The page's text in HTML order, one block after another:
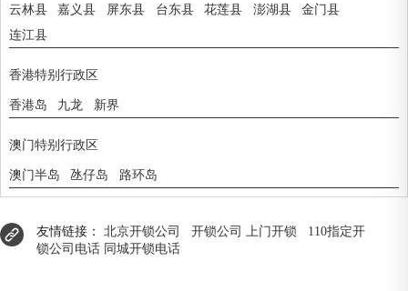
云林县
嘉义县 屏东县 台东县 花莲县 澎湖县
金门县
连江县
香港特别行政区
香港岛 九龙 新界
澳门特别行政区
澳门半岛 氹仔岛 路环岛
友情链接：北京开锁公司 开锁公司 上门开锁
110指定开
锁公司电话 同城开锁电话